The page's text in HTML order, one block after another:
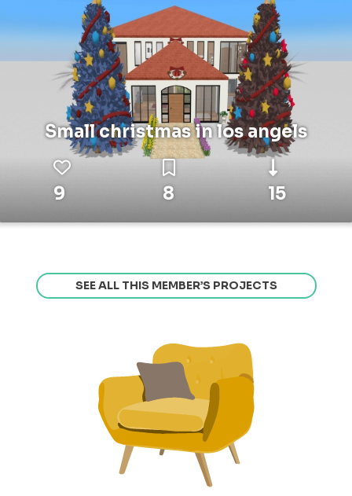
Small christmas in los angels
9 8 15
SEE ALL THIS MEMBER’S PROJECTS